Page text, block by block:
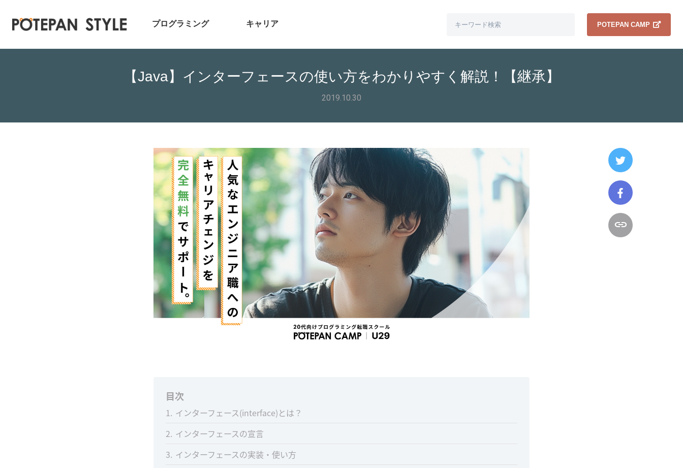
プログラミング キャリア POTEPAN CAMP
【Java】インターフェースの使い方をわかりやすく解説！【継承】
2019.10.30
目次
1 インターフェース(interface)とは？
2 インターフェースの宣言
3 インターフェースの実装・使い方